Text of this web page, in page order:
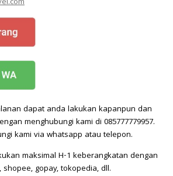
dapat anda lakukan kapanpun dan
menghubungi kami di 085777779957.
kami via whatsapp atau telepon.
maksimal H-1 keberangkatan dengan
gopay, tokopedia, dll.